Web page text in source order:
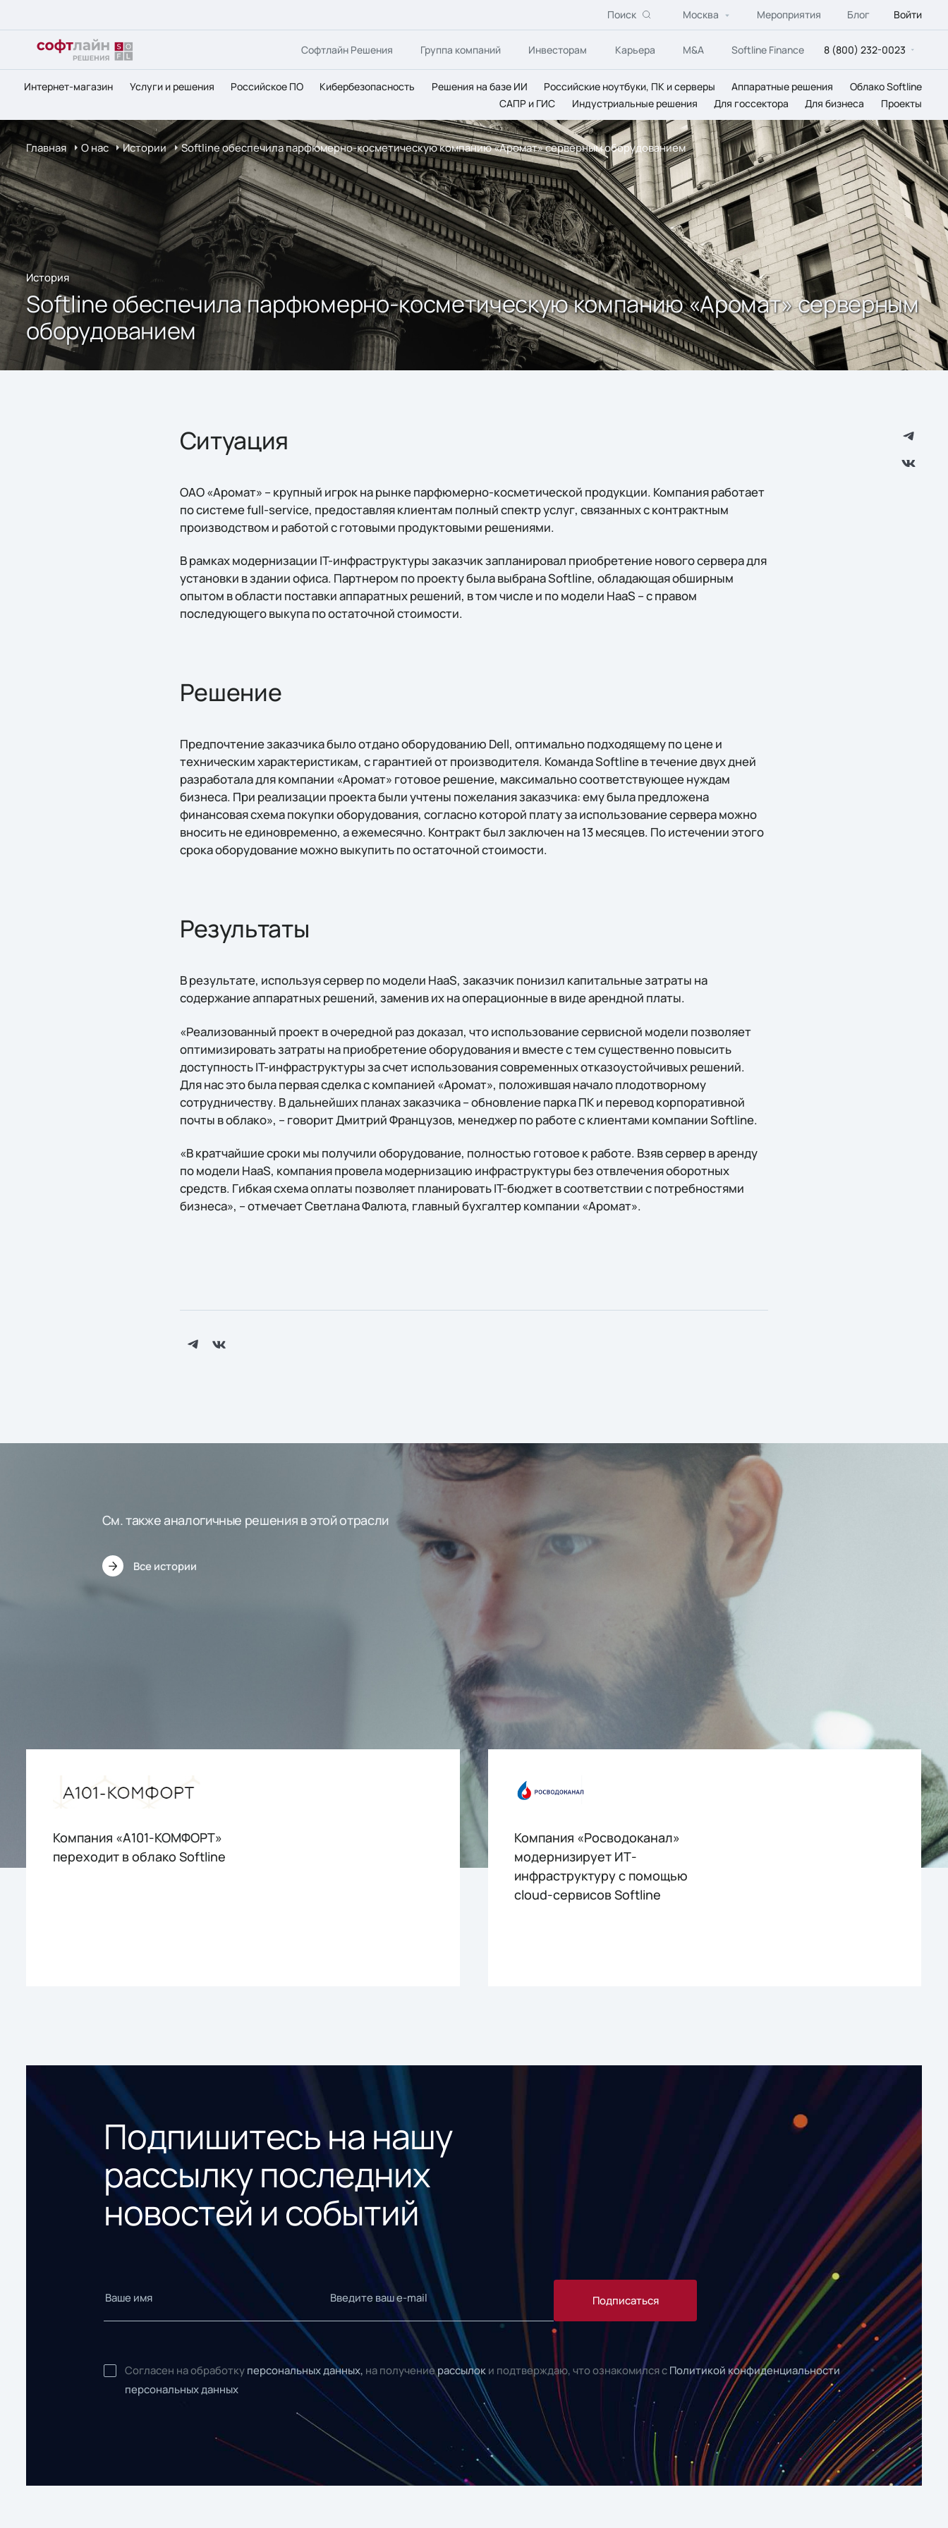
Поиск Москва Мероприятия Блог Войти
Софтлайн Решения Группа компаний Инвесторам Карьера M&A Softline Finance 8 (800) 232-0023
Интернет-магазин Услуги и решения Российское ПО Кибербезопасность Решения на базе ИИ Российские ноутбуки, ПК и серверы Аппаратные решения
Облако Softline
САПР и ГИС
Индустриальные решения Для госсектора Для бизнеса Проекты
Главная О нас Истории Softline обеспечила парфюмерно-косметическую компанию «Аромат» серверным оборудованием
История
Softline обеспечила парфюмерно-косметическую компанию «Аромат» серверным
оборудованием
Ситуация
ОАО «Аромат» – крупный игрок на рынке парфюмерно-косметической продукции. Компания работает
по системе full-service, предоставляя клиентам полный спектр услуг, связанных с контрактным
производством и работой с готовыми продуктовыми решениями.
В рамках модернизации IT-инфраструктуры заказчик запланировал приобретение нового сервера для
установки в здании офиса. Партнером по проекту была выбрана Softline, обладающая обширным
опытом в области поставки аппаратных решений, в том числе и по модели HaaS – с правом
последующего выкупа по остаточной стоимости.
Решение
Предпочтение заказчика было отдано оборудованию Dell, оптимально подходящему по цене и
техническим характеристикам, с гарантией от производителя. Команда Softline в течение двух дней
разработала для компании «Аромат» готовое решение, максимально соответствующее нуждам
бизнеса. При реализации проекта были учтены пожелания заказчика: ему была предложена
финансовая схема покупки оборудования, согласно которой плату за использование сервера можно
вносить не единовременно, а ежемесячно. Контракт был заключен на 13 месяцев. По истечении этого
срока оборудование можно выкупить по остаточной стоимости.
Результаты
В результате, используя сервер по модели HaaS, заказчик понизил капитальные затраты на
содержание аппаратных решений, заменив их на операционные в виде арендной платы.
«Реализованный проект в очередной раз доказал, что использование сервисной модели позволяет
оптимизировать затраты на приобретение оборудования и вместе с тем существенно повысить
доступность IT-инфраструктуры за счет использования современных отказоустойчивых решений.
Для нас это была первая сделка с компанией «Аромат», положившая начало плодотворному
сотрудничеству. В дальнейших планах заказчика – обновление парка ПК и перевод корпоративной
почты в облако», – говорит Дмитрий Французов, менеджер по работе с клиентами компании Softline.
«В кратчайшие сроки мы получили оборудование, полностью готовое к работе. Взяв сервер в аренду
по модели HaaS, компания провела модернизацию инфраструктуры без отвлечения оборотных
средств. Гибкая схема оплаты позволяет планировать IT-бюджет в соответствии с потребностями
бизнеса», – отмечает Светлана Фалюта, главный бухгалтер компании «Аромат».
См. также аналогичные решения в этой отрасли
Все истории
Компания «А101-КОМФОРТ»
переходит в облако Softline
Компания «Росводоканал»
модернизирует ИТ-
инфраструктуру с помощью
cloud-сервисов Softline
Подпишитесь на нашу
рассылку последних
новостей и событий
Подписаться
Согласен на обработку персональных данных, на получениерассылок и подтверждаю, что ознакомился с Политикой конфиденциальности
персональных данных